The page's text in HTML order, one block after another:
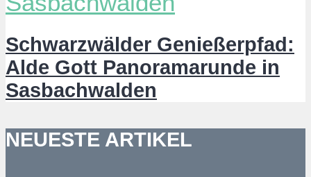
Schwarzwälder Genießerpfad:
Alde Gott Panoramarunde in
Sasbachwalden
NEUESTE ARTIKEL